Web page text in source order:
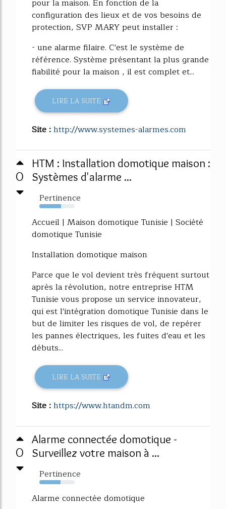
pour la maison. En fonction de la
configuration des lieux et de vos besoins de
protection, SVP MARY peut installer :
- une alarme filaire. C'est le système de
référence. Système présentant la plus grande
fiabilité pour la maison , il est complet et...
LIRE LA SUITE
Site :http://www.systemes-alarmes.com
0
HTM : Installation domotique maison :
Systèmes d'alarme ...
Pertinence
61%
Accueil | Maison domotique Tunisie | Société
domotique Tunisie
Installation domotique maison
Parce que le vol devient très fréquent surtout
après la révolution, notre entreprise HTM
Tunisie vous propose un service innovateur,
qui est l'intégration domotique Tunisie dans le
but de limiter les risques de vol, de repérer
les pannes électriques, les fuites d'eau et les
débuts...
LIRE LA SUITE
Site :https://www.htandm.com
0
Alarme connectée domotique -
Surveillez votre maison à ...
Pertinence
60%
Alarme connectée domotique